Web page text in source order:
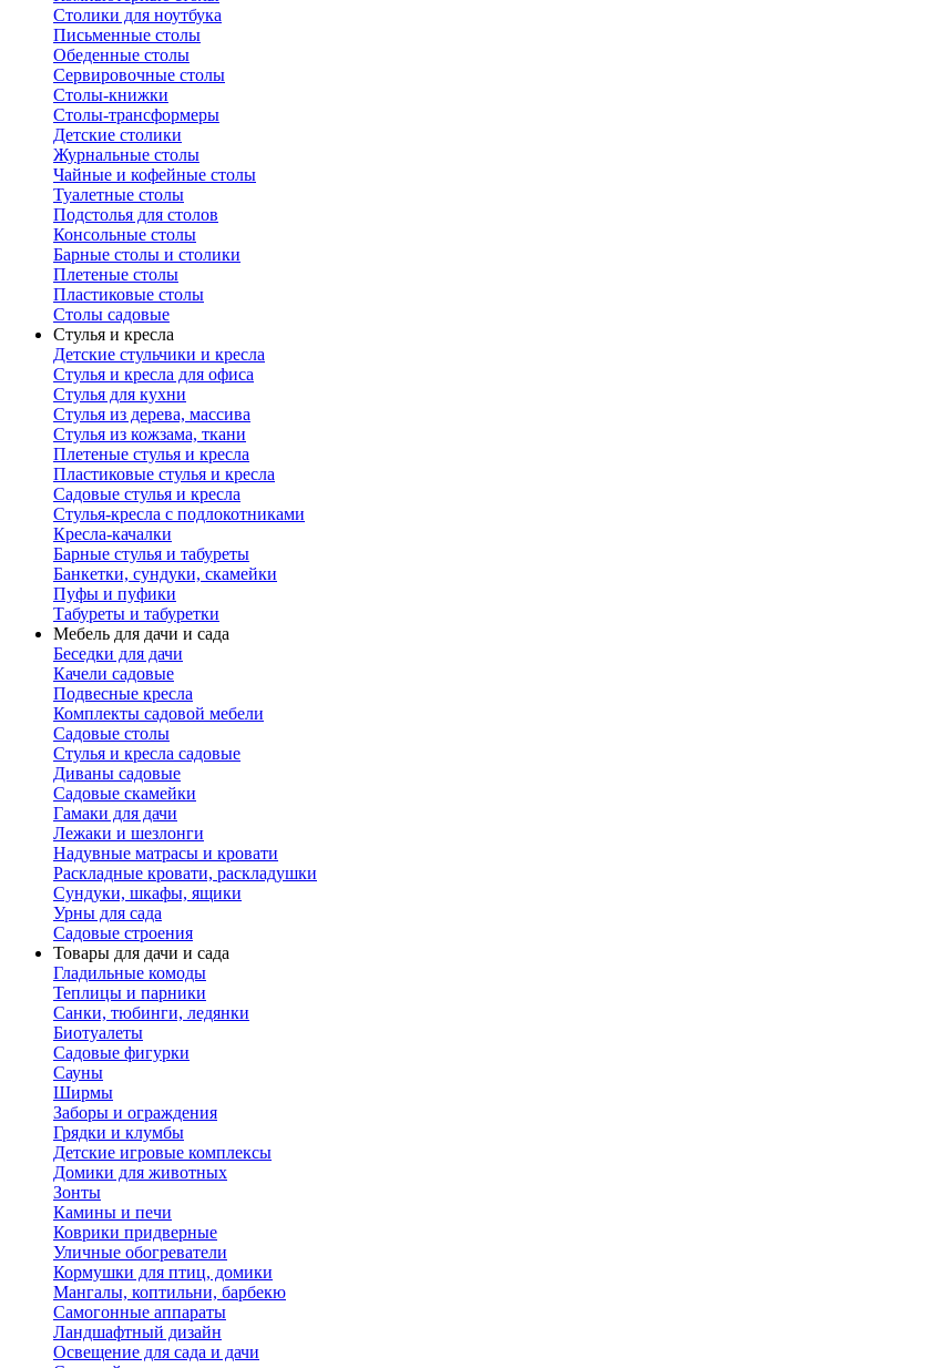
Столики для ноутбука
Письменные столы
Обеденные столы
Сервировочные столы
Столы-книжки
Столы-трансформеры
Детские столики
Журнальные столы
Чайные и кофейные столы
Туалетные столы
Подстолья для столов
Консольные столы
Барные столы и столики
Плетеные столы
Пластиковые столы
Столы садовые
Стулья и кресла
Детские стульчики и кресла
Стулья и кресла для офиса
Стулья для кухни
Стулья из дерева, массива
Стулья из кожзама, ткани
Плетеные стулья и кресла
Пластиковые стулья и кресла
Садовые стулья и кресла
Стулья-кресла с подлокотниками
Кресла-качалки
Барные стулья и табуреты
Банкетки, сундуки, скамейки
Пуфы и пуфики
Табуреты и табуретки
Мебель для дачи и сада
Беседки для дачи
Качели садовые
Подвесные кресла
Комплекты садовой мебели
Садовые столы
Стулья и кресла садовые
Диваны садовые
Садовые скамейки
Гамаки для дачи
Лежаки и шезлонги
Надувные матрасы и кровати
Раскладные кровати, раскладушки
Сундуки, шкафы, ящики
Урны для сада
Садовые строения
Товары для дачи и сада
Гладильные комоды
Теплицы и парники
Санки, тюбинги, ледянки
Биотуалеты
Садовые фигурки
Сауны
Ширмы
Заборы и ограждения
Грядки и клумбы
Детские игровые комплексы
Домики для животных
Зонты
Камины и печи
Коврики придверные
Уличные обогреватели
Кормушки для птиц, домики
Мангалы, коптильни, барбекю
Самогонные аппараты
Ландшафтный дизайн
Освещение для сада и дачи